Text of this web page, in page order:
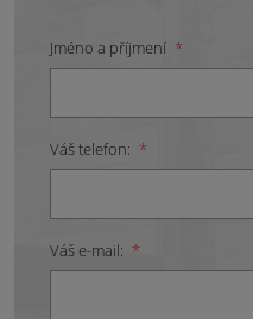
Jméno a příjmení *
Váš telefon: *
Váš e-mail: *